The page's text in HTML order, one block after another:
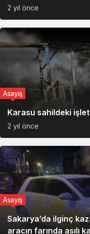
2 yıl önce
Karasu sahildeki
Asayiş
2 yıl önce
Sakarya’da ilginç
aracın farında asılı
Asayiş